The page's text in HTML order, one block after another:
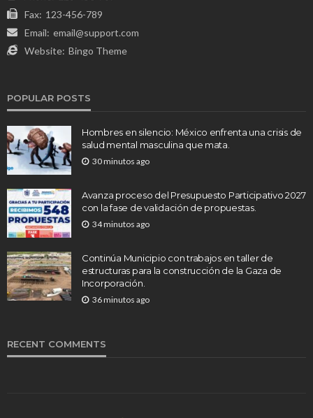
Fax: 123-456-789
Email: email@support.com
Website: Bingo Theme
POPULAR POSTS
Hombres en silencio: México enfrenta una crisis de
salud mental masculina que mata.
30 minutos ago
Avanza proceso del Presupuesto Participativo 2027
con la fase de validación de propuestas.
34 minutos ago
Continúa Municipio con trabajos en taller de
estructuras para la construcción de la Gaza de
Incorporación.
36 minutos ago
RECENT COMMENTS